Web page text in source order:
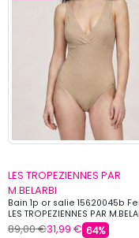
LES TROPEZIENNES PAR
M.BELARBI
Bain 1p or salie 15620045b
LES TROPEZIENNES PAR
89,00 €31,99 € 64%